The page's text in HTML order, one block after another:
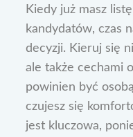
Kiedy już masz
kandydatów, czas
decyzji. Kieruj się
ale także cechami
powinien być
czujesz się
jest kluczowa,